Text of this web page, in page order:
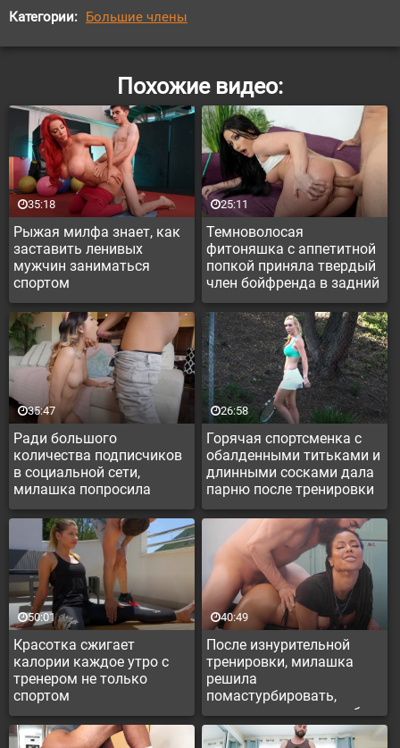
Категории: Большие члены
Похожие видео:
Рыжая милфа знает, как
заставить ленивых
мужчин заниматься
спортом
35:18
Темноволосая
фитоняшка с аппетитной
попкой приняла твердый
член бойфренда в задний
проход, и не отказалась
от белковой прикормки
25:11
Ради большого
количества подписчиков
в социальной сети,
милашка попросила
темнокожего сводного
брата оттрахать себя
35:47
Горячая спортсменка с
обалденными титьками и
длинными сосками дала
парню после тренировки
26:58
Красотка сжигает
калории каждое утро с
тренером не только
спортом
50:01
После изнурительной
тренировки, милашка
решила
помастурбировать,
представив жаркую еблю
с тренером
40:49